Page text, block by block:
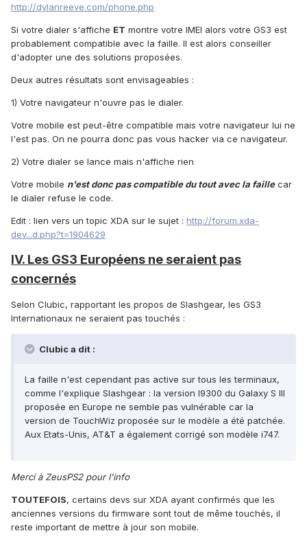
http://dylanreeve.com/phone.php
Si votre dialer s'affiche ET montre votre IMEI alors votre GS3 est
probablement compatible avec la faille. Il est alors conseiller
d'adopter une des solutions proposées.
Deux autres résultats sont envisageables :
1) Votre navigateur n'ouvre pas le dialer.
Votre mobile est peut-être compatible mais votre navigateur lui ne
l'est pas. On ne pourra donc pas vous hacker via ce navigateur.
2) Votre dialer se lance mais n'affiche rien
Votre mobile n'est donc pas compatible du tout avec la faillecar
le dialer refuse le code.
Edit : lien vers un topic XDA sur le sujet : http://forum.xda-
dev...d.php?t=1904629
IV. Les GS3 Européens ne seraient pas
concernés
Selon Clubic, rapportant les propos de Slashgear, les GS3
Internationaux ne seraient pas touchés :
Clubic a dit :
La faille n'est cependant pas active sur tous les terminaux,
comme l'explique Slashgear : la version I9300 du Galaxy S III
proposée en Europe ne semble pas vulnérable car la
version de TouchWiz proposée sur le modèle a été patchée.
Aux Etats-Unis, AT&T a également corrigé son modèle i747.
Merci à ZeusPS2 pour l'info
TOUTEFOIS, certains devs sur XDA ayant confirmés que les
anciennes versions du firmware sont tout de même touchés, il
reste important de mettre à jour son mobile.